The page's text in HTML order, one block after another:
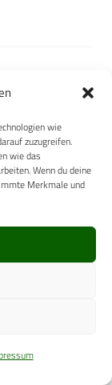
wie
zuzugreifen.
wie das
Wenn du deine
Merkmale und